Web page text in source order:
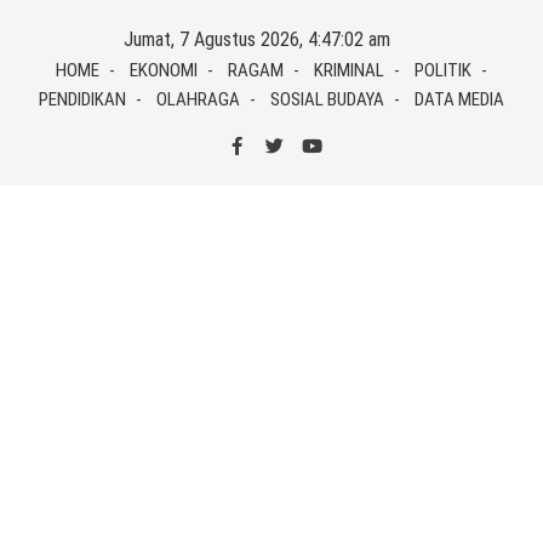
content
Jumat, 7 Agustus 2026, 4:47:02 am
HOME EKONOMI RAGAM KRIMINAL
POLITIK
PENDIDIKAN
OLAHRAGA SOSIAL BUDAYA DATA MEDIA